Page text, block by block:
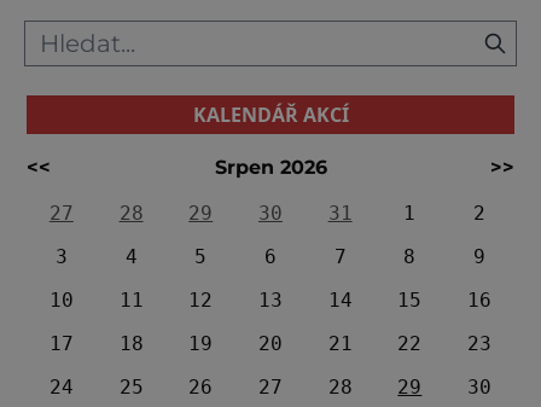
KALENDÁŘ AKCÍ
<< Srpen 2026
>>
27
28 29 30 31 1
2
3
4 5 6 7 8
9
10
11 12 13 14 15
16
17
18 19 20 21 22
23
24
25 26 27 28 29
30